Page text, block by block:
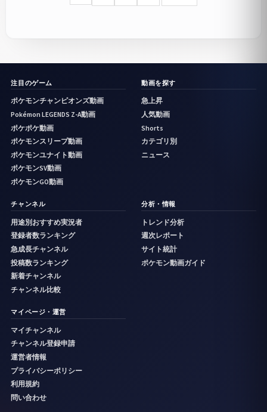
注目のゲーム
ポケモンチャンピオンズ動画
Pokémon LEGENDS Z-A動画
ポケポケ動画
ポケモンスリープ動画
ポケモンユナイト動画
ポケモンSV動画
ポケモンGO動画
動画を探す
急上昇
人気動画
Shorts
カテゴリ別
ニュース
チャンネル
用途別おすすめ実況者
登録者数ランキング
急成長チャンネル
投稿数ランキング
新着チャンネル
チャンネル比較
分析・情報
トレンド分析
週次レポート
サイト統計
ポケモン動画ガイド
マイページ・運営
マイチャンネル
チャンネル登録申請
運営者情報
プライバシーポリシー
利用規約
問い合わせ